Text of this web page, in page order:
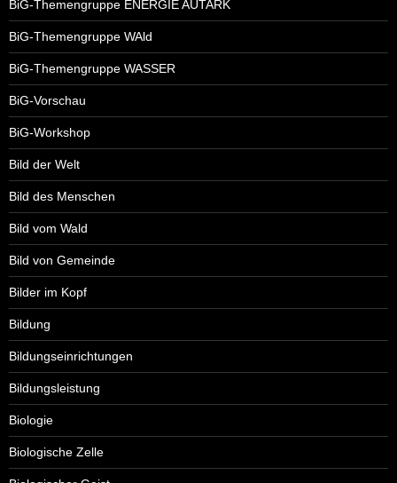
BiG-Themengruppe ENERGIE AUTARK
BiG-Themengruppe WAld
BiG-Themengruppe WASSER
BiG-Vorschau
BiG-Workshop
Bild der Welt
Bild des Menschen
Bild vom Wald
Bild von Gemeinde
Bilder im Kopf
Bildung
Bildungseinrichtungen
Bildungsleistung
Biologie
Biologische Zelle